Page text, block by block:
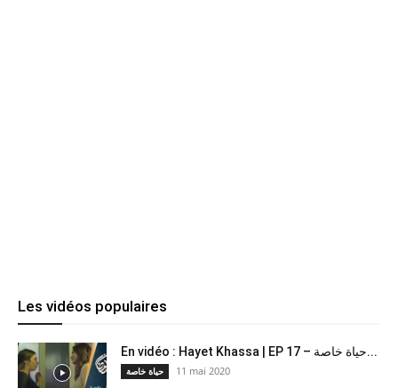
Les vidéos populaires
En vidéo : Hayet Khassa | EP 17 – حياة خاصة...
حياة خاصة 11 mai 2020